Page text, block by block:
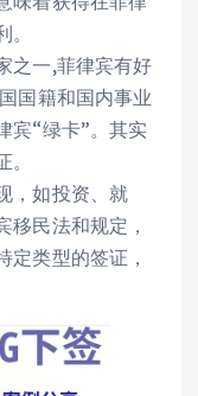
之一,菲律宾有好
国籍和国内事业
宾“绿卡”。其实
，如投资、就
移民法和规定，
定类型的签证，